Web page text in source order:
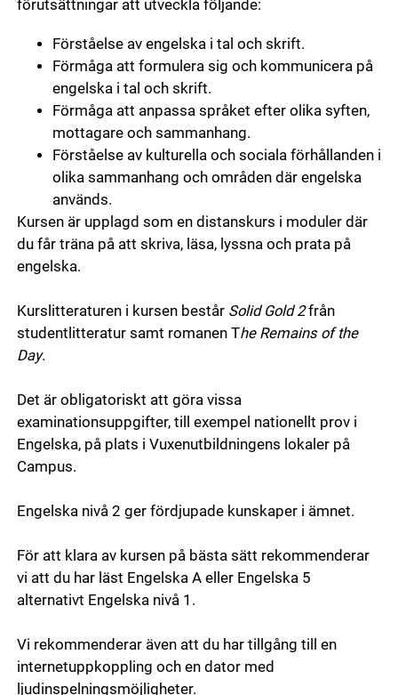
förutsättningar att utveckla följande:
Förståelse av engelska i tal och skrift.
Förmåga att formulera sig och kommunicera på
engelska i tal och skrift.
Förmåga att anpassa språket efter olika syften,
mottagare och sammanhang.
Förståelse av kulturella och sociala förhållanden i
olika sammanhang och områden där engelska
används.
Kursen är upplagd som en distanskurs i moduler där
du får träna på att skriva, läsa, lyssna och prata på
engelska.
Kurslitteraturen i kursen består Solid Gold 2från
studentlitteratur samt romanen The Remains of the
Day.
Det är obligatoriskt att göra vissa
examinationsuppgifter, till exempel nationellt prov i
Engelska, på plats i Vuxenutbildningens lokaler på
Campus.
Engelska nivå 2 ger fördjupade kunskaper i ämnet.
För att klara av kursen på bästa sätt rekommenderar
vi att du har läst Engelska A eller Engelska 5
alternativt Engelska nivå 1.
Vi rekommenderar även att du har tillgång till en
internetuppkoppling och en dator med
ljudinspelningsmöjligheter.